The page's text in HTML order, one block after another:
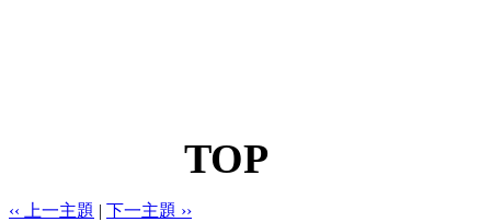
TOP
‹‹ 上一主題 | 下一主題 ››